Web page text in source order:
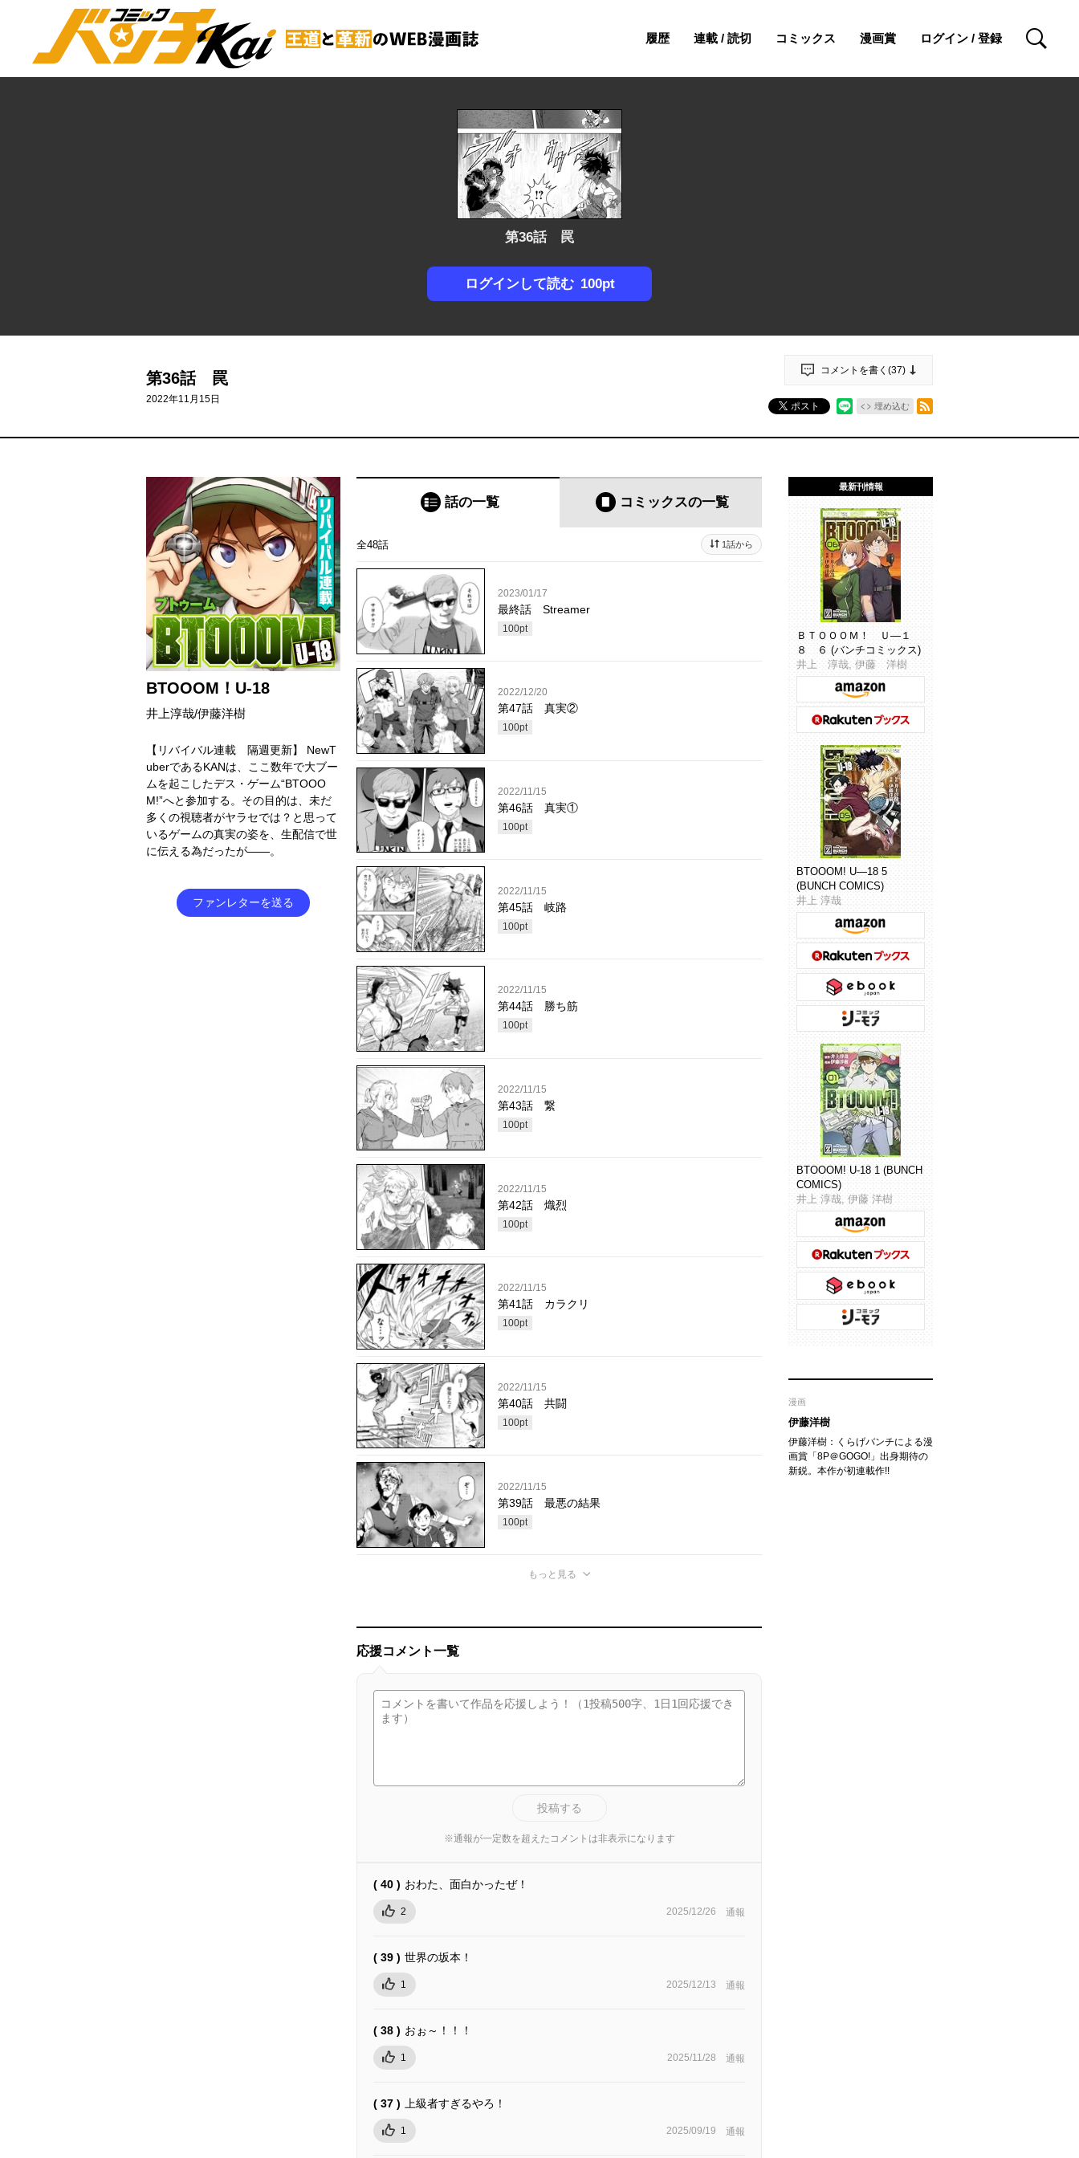
履歴 連載 / 読切 コミックス 漫画賞 ログイン / 登録 検索
第36話 罠
ログインして読む 100pt
第36話 罠
2022年11月15日
コメントを書く(37)
ポスト 埋め込む
BTOOOM！U-18
井上淳哉/伊藤洋樹
【リバイバル連載 隔週更新】 NewT
uberであるKANは、ここ数年で大ブー
ムを起こしたデス・ゲーム“BTOOO
M!”へと参加する。その目的は、未だ
多くの視聴者がヤラセでは？と思って
いるゲームの真実の姿を、生配信で世
に伝える為だったが――。
ファンレターを送る
話の一覧 コミックスの一覧
全48話 1話から
2023/01/17
最終話 Streamer
100pt
2022/12/20
第47話 真実②
100pt
2022/11/15
第46話 真実①
100pt
2022/11/15
第45話 岐路
100pt
2022/11/15
第44話 勝ち筋
100pt
2022/11/15
第43話 繋
100pt
2022/11/15
第42話 熾烈
100pt
2022/11/15
第41話 カラクリ
100pt
2022/11/15
第40話 共闘
100pt
2022/11/15
第39話 最悪の結果
100pt
もっと見る
応援コメント一覧
投稿する
※通報が一定数を超えたコメントは非表示になります
( 40 ) おわた、面白かったぜ！
2 2025/12/26 通報
( 39 ) 世界の坂本！
1 2025/12/13 通報
( 38 ) おぉ～！！！
1 2025/11/28 通報
( 37 ) 上級者すぎるやろ！
1 2025/09/19 通報
最新刊情報
ＢＴＯＯＯＭ！ Ｕ―１
８ ６ (バンチコミックス)
井上 淳哉, 伊藤 洋樹
BTOOOM! U―18 5
(BUNCH COMICS)
井上 淳哉
BTOOOM! U-18 1 (BUNCH
COMICS)
井上 淳哉, 伊藤 洋樹
漫画
伊藤洋樹
伊藤洋樹：くらげバンチによる漫
画賞「8P＠GOGO!」出身期待の
新鋭。本作が初連載作!!